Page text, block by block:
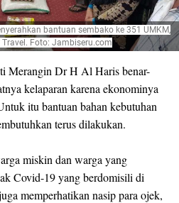
bantuan sembako ke 351 UMKM,
Foto: Jambiseru.com
Merangin Dr H Al Haris benar-
kelaparan karena ekonominya
itu bantuan bahan kebutuhan
terus dilakukan.
miskin dan warga yang
Covid-19 yang berdomisili di
memperhatikan nasip para ojek,